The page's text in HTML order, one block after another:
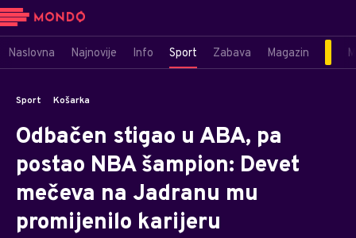
Naslovna Najnovije Info Sport Zabava Magazin
Sport Košarka
Odbačen stigao u ABA, pa
postao NBA šampion: Devet
mečeva na Jadranu mu
promijenilo karijeru